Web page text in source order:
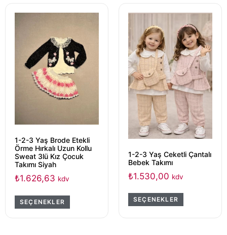
1-2-3 Yaş Brode Etekli
Örme Hırkalı Uzun Kollu
Sweat 3lü Kız Çocuk
Takımı Siyah
₺1.626,63 kdv
SEÇENEKLER
1-2-3 Yaş Ceketli Çantalı
Bebek Takımı
₺1.530,00 kdv
SEÇENEKLER